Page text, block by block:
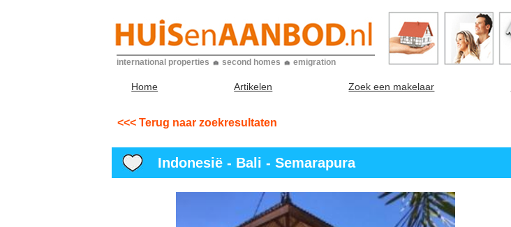
international properties second homes emigration
Home Artikelen Zoek een makelaar
<<< Terug naar zoekresultaten
Indonesië - Bali - Semarapura